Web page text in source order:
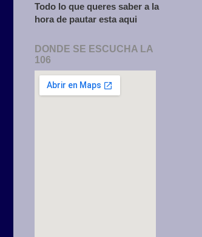
Todo lo que queres saber a la
hora de pautar esta aqui
DONDE SE ESCUCHA LA
106